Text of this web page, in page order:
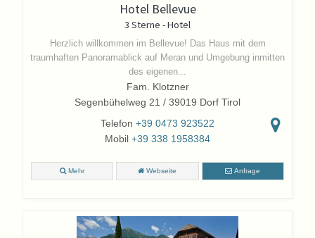
Hotel Bellevue
3 Sterne - Hotel
Herzlich willkommen im Bellevue! Das Haus mit dem
traumhaften Panoramablick auf Meran und Umgebung inmitten
des eigenen...
Fam. Klotzner
Segenbühelweg 21 / 39019 Dorf Tirol
Telefon +39 0473 923522
Mobil +39 338 1958384
Mehr Webseite Anfrage